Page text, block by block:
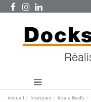
Accueil Marques Koala Bed's